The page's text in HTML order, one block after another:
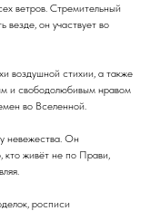
ветров. Стремительный
везде, он участвует во
воздушной стихии, а также
и свободолюбивым нравом
во Вселенной.
невежества. Он
кто живёт не по Прави,
росписи